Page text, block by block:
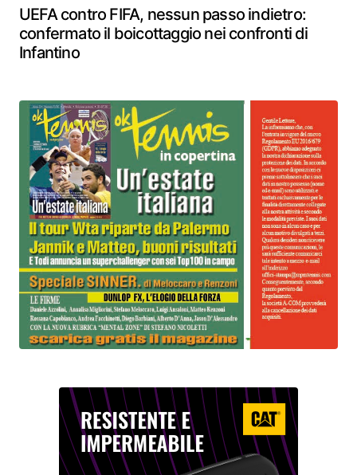
UEFA contro FIFA, nessun passo indietro:
confermato il boicottaggio nei confronti di
Infantino